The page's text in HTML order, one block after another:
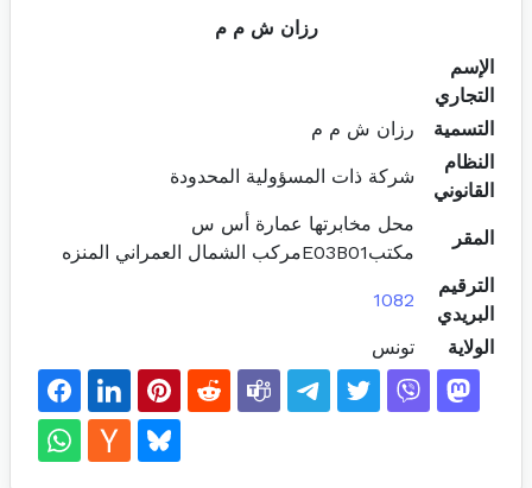
رزان ش م م
الإسم
التجاري
التسمية
رزان ش م م
النظام
القانوني
شركة ذات المسؤولية المحدودة
المقر
محل مخابرتها عمارة أس س
مكتبE03B01مركب الشمال العمراني المنزه
الترقيم
البريدي
1082
الولاية تونس